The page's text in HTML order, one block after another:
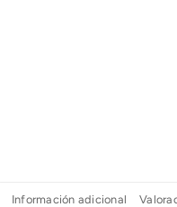
Información adicional